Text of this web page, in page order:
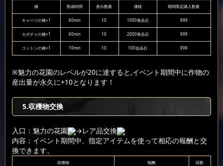
種 熟成時間 産出数量 価格 期間限定購入数量
キャベツの種×1 60min 10 1000青晶石 999
カボチャの種×1 60min 10 2000青晶石 999
コットンの種×1 10min 10 100金晶石 999
※魅力の花園のレベルが20に達すると,イベント期間中に作物の
産出量が永久に+10となります！
5.収穫物交換
入口：魅力の花園
→レア品交換
内容：イベント期間中、指定アイテムを使って相応の報酬と交
換できます。
収穫物 報酬 回数